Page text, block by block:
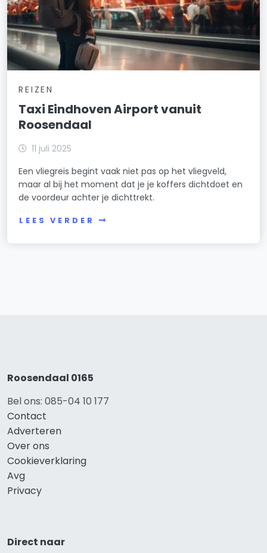
REIZEN
Taxi Eindhoven Airport vanuit
Roosendaal
11 juli 2025
Een vliegreis begint vaak niet pas op het vliegveld,
maar al bij het moment dat je je koffers dichtdoet en
de voordeur achter je dichttrekt.
LEES VERDER
Roosendaal 0165
Bel ons: 085-04 10 177
Contact
Adverteren
Over ons
Cookieverklaring
Avg
Privacy
Direct naar